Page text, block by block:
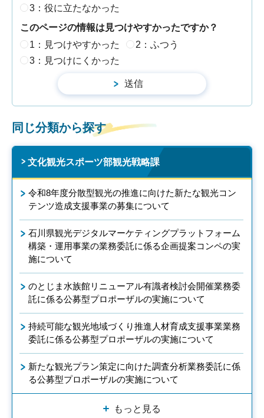
3：役に立たなかった
このページの情報は見つけやすかったですか？
1：見つけやすかった
2：ふつう
3：見つけにくかった
同じ分類から探す
文化観光スポーツ部観光戦略課
令和8年度分散型観光の推進に向けた新たな観光コン
テンツ造成支援事業の募集について
石川県観光デジタルマーケティングプラットフォーム
構築・運用事業の業務委託に係る企画提案コンペの実
施について
のとじま水族館リニューアル有識者検討会開催業務委
託に係る公募型プロポーザルの実施について
持続可能な観光地域づくり推進人材育成支援事業業務
委託に係る公募型プロポーザルの実施について
新たな観光プラン策定に向けた調査分析業務委託に係
る公募型プロポーザルの実施について
もっと見る